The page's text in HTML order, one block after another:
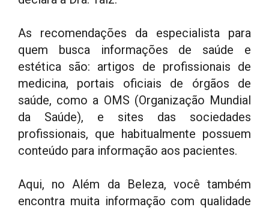
As recomendações da especialista para
quem busca informações de saúde e
estética são: artigos de profissionais de
medicina, portais oficiais de órgãos de
saúde, como a OMS (Organização Mundial
da Saúde), e sites das sociedades
profissionais, que habitualmente possuem
conteúdo para informação aos pacientes.
Aqui, no Além da Beleza, você também
encontra muita informação com qualidade